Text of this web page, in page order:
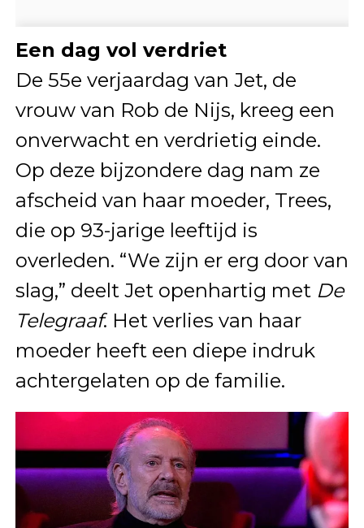
Een dag vol verdriet
De 55e verjaardag van Jet, de
vrouw van Rob de Nijs, kreeg een
onverwacht en verdrietig einde.
Op deze bijzondere dag nam ze
afscheid van haar moeder, Trees,
die op 93-jarige leeftijd is
overleden. “We zijn er erg door van
slag,” deelt Jet openhartig met De
Telegraaf. Het verlies van haar
moeder heeft een diepe indruk
achtergelaten op de familie.